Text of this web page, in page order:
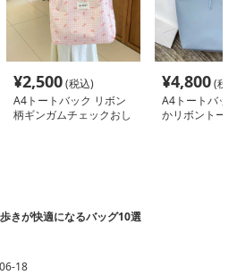
¥2,500(税込)
A4トートバック リボン
柄ギンガムチェックおし
¥4,800(税
A4トートバッ
かリボントー
きが快適になるバッグ10選
18